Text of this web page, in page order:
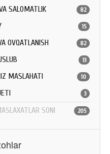
SALOMATLIK 82
15
OVQATLANISH 82
13
MASLAHATI 10
3
SONI 205